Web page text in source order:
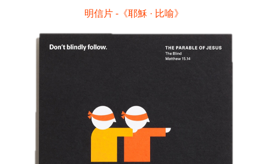
明信片 -《耶穌 · 比喻》